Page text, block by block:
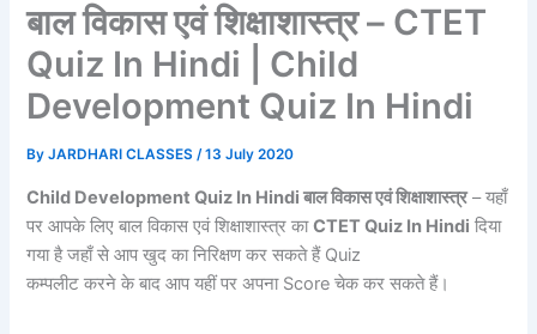
बाल विकास एवं शिक्षाशास्त्र – CTET
Quiz In Hindi | Child
Development Quiz In Hindi
ByJARDHARI CLASSES/13 July 2020
Child Development Quiz In Hindi बाल विकास एवं शिक्षाशास्त्र– यहाँ
पर आपके लिए बाल विकास एवं शिक्षाशास्त्र काCTET Quiz In Hindi दिया
गया है जहाँ से आप खुद का निरिक्षण कर सकते हैं Quiz
कम्पलीट करने के बाद आप यहीं पर अपना Score चेक कर सकते हैं।